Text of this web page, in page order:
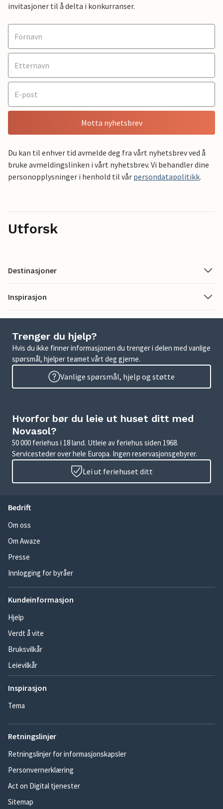
invitasjoner til å delta i konkurranser.
Motta nyhetsbrev
Du kan til enhver tid avmelde deg fra vårt nyhetsbrev ved å
bruke avmeldingslinken i vårt nyhetsbrev. Vi behandler dine
personopplysninger i henhold til vår persondatapolitikk.
Utforsk
Destinasjoner
Inspirasjon
Trenger du hjelp?
Hvis du ikke finner informasjonen du trenger i delen med vanlige
spørsmål, hjelper teamet vårt deg gjerne.
Vanlige spørsmål, hjelp og støtte
Hvorfor bør du leie ut huset ditt med
Novasol?
50 000 feriehus i 18 land. Utleie av feriehus siden 1968.
Servicesteder over hele Europa. Ingen reservasjonsgebyrer.
Lei ut feriehuset ditt
Bedrift
Om oss
Om Awaze
Presse
Innlogging for byråer
Kundeinformasjon
Hjelp
Verdt å vite
Bruksvilkår
Leievilkår
Inspirasjon
Tema
Retningslinjer
Retningslinjer for informasjonskapsler
Personvernerklæring
Act on Digital tjenester
Sitemap